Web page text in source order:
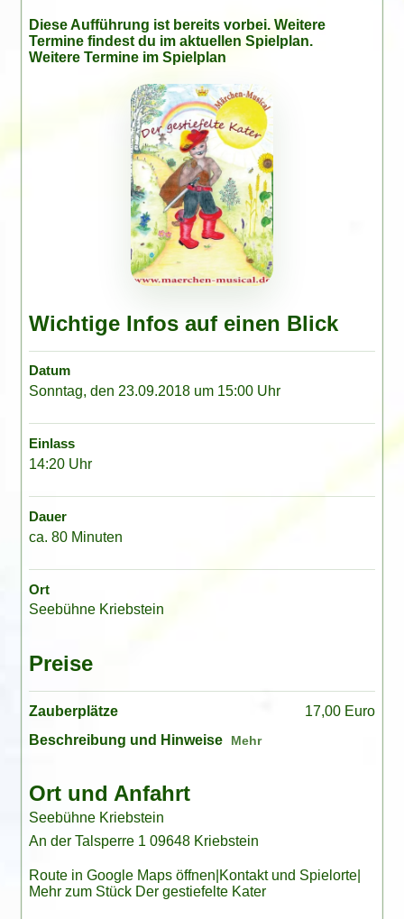
Diese Aufführung ist bereits vorbei. Weitere
Termine findest du im aktuellen Spielplan.
Weitere Termine im Spielplan
Wichtige Infos auf einen Blick
Datum
Sonntag, den 23.09.2018 um 15:00 Uhr
Einlass
14:20 Uhr
Dauer
ca. 80 Minuten
Ort
Seebühne Kriebstein
Preise
Zauberplätze
17,00 Euro
Beschreibung und Hinweise
Ort und Anfahrt
Seebühne Kriebstein
An der Talsperre 1 09648 Kriebstein
Route in Google Maps öffnen Kontakt und Spielorte|
Mehr zum Stück Der gestiefelte Kater